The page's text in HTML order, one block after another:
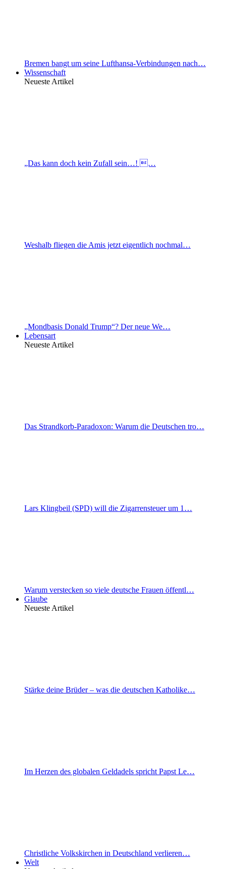
Bremen bangt um seine Lufthansa-Verbindungen nach…
Wissenschaft
Neueste Artikel
„Das kann doch kein Zufall sein…! …
Weshalb fliegen die Amis jetzt eigentlich nochmal…
„Mondbasis Donald Trump“? Der neue We…
Lebensart
Neueste Artikel
Das Strandkorb-Paradoxon: Warum die Deutschen tro…
Lars Klingbeil (SPD) will die Zigarrensteuer um 1…
Warum verstecken so viele deutsche Frauen öffentl…
Glaube
Neueste Artikel
Stärke deine Brüder – was die deutschen Katholike…
Im Herzen des globalen Geldadels spricht Papst Le…
Christliche Volkskirchen in Deutschland verlieren…
Welt